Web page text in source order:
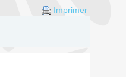
Imprimer